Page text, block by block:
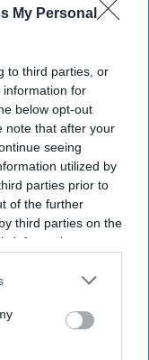
My Personal
to third parties, or
information for
below opt-out
note that after your
seeing
utilized by
parties prior to
of the further
third parties on the
information may
disclose it to other
Assistant
for more than
U.S. colleges in
and China had
total 1.17
issued to
during the